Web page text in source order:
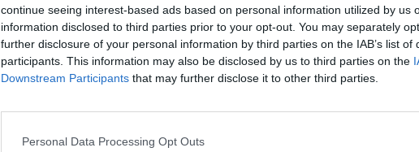
continue seeing interest-based ads based on personal information utilized by us
information disclosed to third parties prior to your opt-out. You may separately
further disclosure of your personal information by third parties on the IAB’s list of
participants. This information may also be disclosed by us to third parties on the
Downstream Participants that may further disclose it to other third parties.
Personal Data Processing Opt Outs